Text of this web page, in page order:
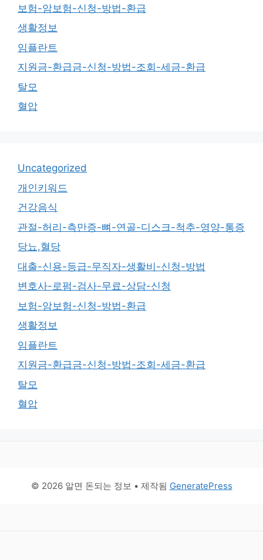
보험-암보험-신청-방법-환급
생활정보
임플란트
지원금-환급금-신청-방법-조회-세금-환급
탈모
혈압
Uncategorized
개인키워드
건강음식
관절-허리-측만증-뼈-연골-디스크-척추-영양-통증
당뇨,혈당
대출-신용-등급-무직자-생활비-신청-방법
변호사-로펌-검사-무료-상담-신청
보험-암보험-신청-방법-환급
생활정보
임플란트
지원금-환급금-신청-방법-조회-세금-환급
탈모
혈압
© 2026 알면 돈되는 정보 • 제작됨 GeneratePress